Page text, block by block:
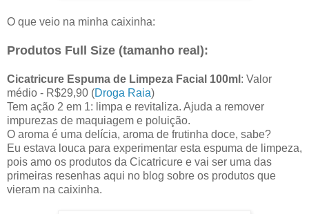
O que veio na minha caixinha:
Produtos Full Size (tamanho real):
Cicatricure Espuma de Limpeza Facial 100ml : Valor
médio - R$29,90 (Droga Raia)
Tem ação 2 em 1: limpa e revitaliza. Ajuda a remover
impurezas de maquiagem e poluição.
O aroma é uma delícia, aroma de frutinha doce, sabe?
Eu estava louca para experimentar esta espuma de limpeza,
pois amo os produtos da Cicatricure e vai ser uma das
primeiras resenhas aqui no blog sobre os produtos que
vieram na caixinha.